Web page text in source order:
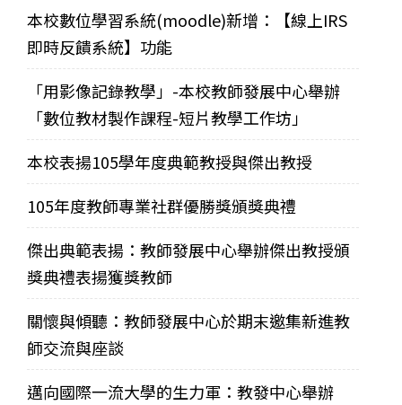
本校數位學習系統(moodle)新增：【線上IRS
即時反饋系統】功能
「用影像記錄教學」-本校教師發展中心舉辦
「數位教材製作課程-短片教學工作坊」
本校表揚105學年度典範教授與傑出教授
105年度教師專業社群優勝獎頒獎典禮
傑出典範表揚：教師發展中心舉辦傑出教授頒
獎典禮表揚獲獎教師
關懷與傾聽：教師發展中心於期末邀集新進教
師交流與座談
邁向國際一流大學的生力軍：教發中心舉辦